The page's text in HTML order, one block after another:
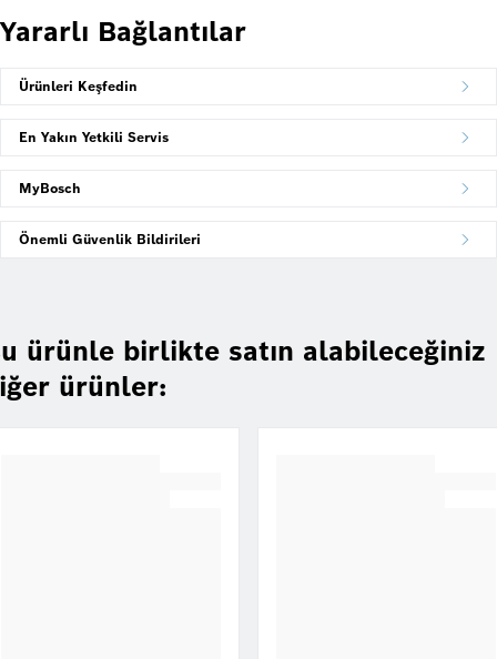
Yararlı Bağlantılar
Ürünleri Keşfedin
En Yakın Yetkili Servis
MyBosch
Önemli Güvenlik Bildirileri
ürünle birlikte satın alabileceğiniz
ürünler: